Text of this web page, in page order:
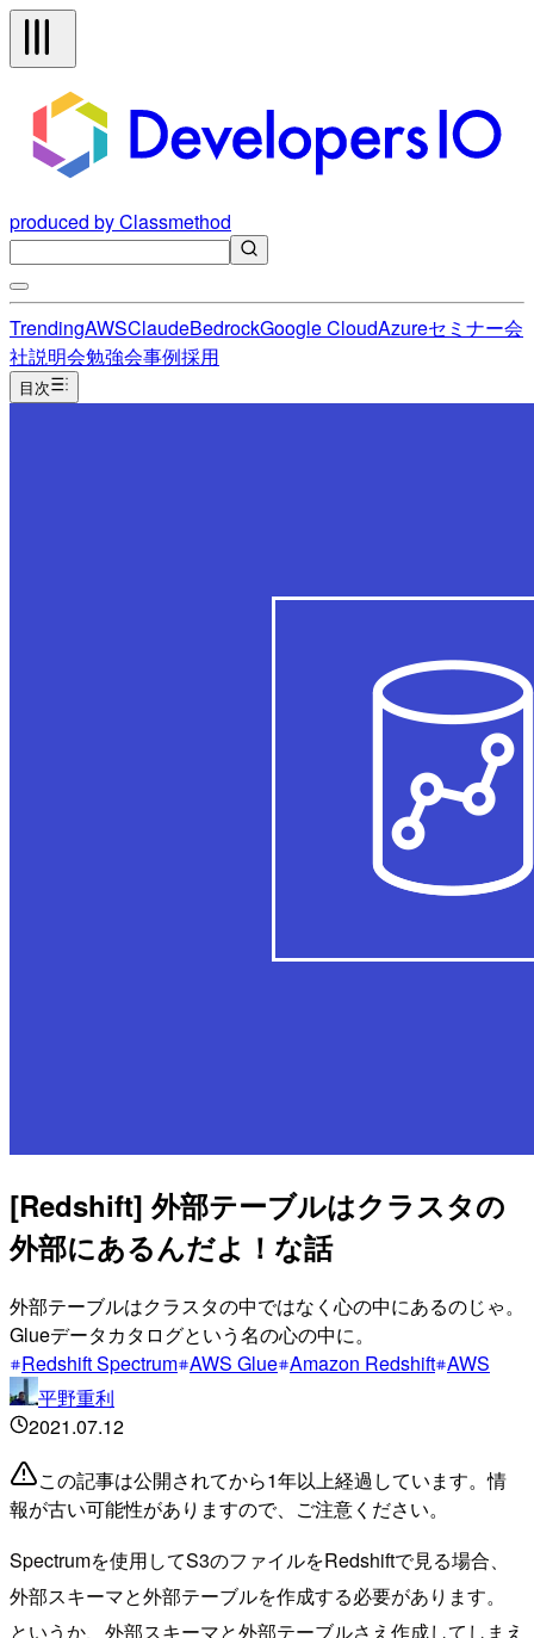
produced by Classmethod
TrendingAWSClaudeBedrockGoogle CloudAzureセミナー会
社説明会勉強会事例採用
目次
[Redshift] 外部テーブルはクラスタの
外部にあるんだよ！な話
外部テーブルはクラスタの中ではなく心の中にあるのじゃ。
Glueデータカタログという名の心の中に。
Redshift Spectrum AWS Glue Amazon Redshift AWS
平野重利
2021.07.12
この記事は公開されてから1年以上経過しています。情
報が古い可能性がありますので、ご注意ください。
Spectrumを使用してS3のファイルをRedshiftで見る場合、
外部スキーマと外部テーブルを作成する必要があります。
というか、外部スキーマと外部テーブルさえ作成してしまえ